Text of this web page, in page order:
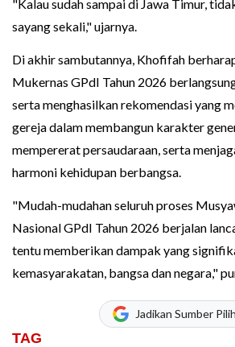
"Kalau sudah sampai di Jawa Timur,
sayang sekali," ujarnya.
Di akhir sambutannya, Khofifah
Mukernas GPdI Tahun 2026
serta menghasilkan rekomendasi yang
gereja dalam membangun karakter
mempererat persaudaraan, serta
harmoni kehidupan berbangsa.
"Mudah-mudahan seluruh proses
Nasional GPdI Tahun 2026 berjalan
tentu memberikan dampak yang
kemasyarakatan, bangsa dan negara,"
Jadikan Sumber
TAG